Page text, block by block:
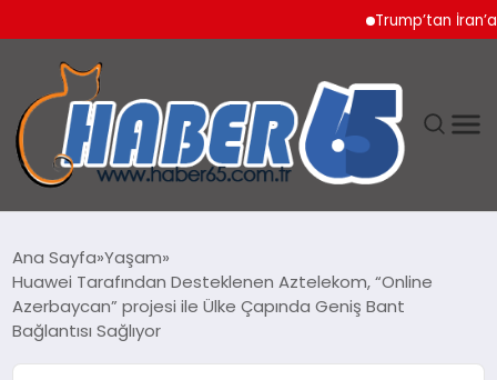
Trump’tan İran’a
YAŞAM
Ana Sayfa Yaşam
Huawei Tarafından Desteklenen Aztelekom, “Online
Azerbaycan” projesi ile Ülke Çapında Geniş Bant
Bağlantısı Sağlıyor